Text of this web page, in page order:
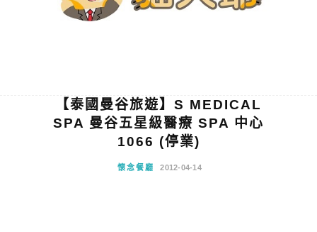
【泰國曼谷旅遊】S MEDICAL
SPA 曼谷五星級醫療 SPA 中心
1066 (停業)
懷念餐廳 2012-04-14